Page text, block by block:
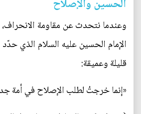
الحسين والإصلاح
وعندما نتحدث عن مقاومة
الإمام الحسين عليه السلام الذي
قليلة وعميقة:
«إنما خرجتُ لطلب الإصلاح في أمة